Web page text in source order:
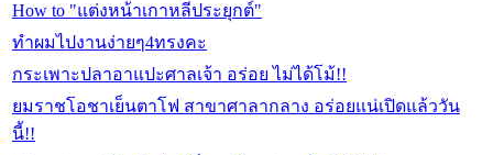
How to "แต่งหน้าเกาหลีประยุกต์"
ทำผมไปงานง่ายๆ4ทรงคะ
กระเพาะปลาอาแปะศาลเจ้า อร่อย ไม่ได้โม้!!
ยมราชโอชาเย็นตาโฟ สาขาศาลากลาง อร่อยแน่เปิดแล้ววัน
นี้!!